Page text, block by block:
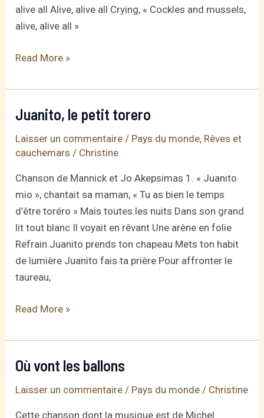
alive all Alive, alive all Crying, « Cockles and mussels,
alive, alive all »
Molly
Read More »
Juanito, le petit torero
Laisser un commentaire / Pays du monde, Rêves et
cauchemars / Christine
Chanson de Mannick et Jo Akepsimas 1. « Juanito
mio », chantait sa maman, « Tu as bien le temps
d’être toréro » Mais toutes les nuits Dans son grand
lit tout blanc Il voyait en rêvant Une arène en folie
Refrain Juanito prends ton chapeau Mets ton habit
de lumière Juanito fais ta prière Pour affronter le
taureau,
Juanito,
petit
torero
Read More »
Où vont les ballons
Laisser un commentaire / Pays du monde / Christine
Cette chanson dont la musique est de Michel